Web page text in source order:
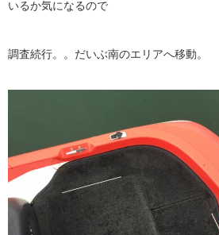
いるか気になるので
調査続行。。だいぶ南のエリアへ移動。